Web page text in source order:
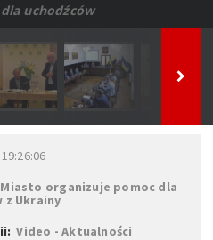
uchodźców
Miasto organizuje pomoc dla
z Ukrainy
Video - Aktualności